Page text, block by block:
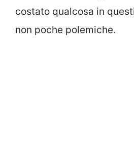
costato qualcosa in
non poche polemiche.